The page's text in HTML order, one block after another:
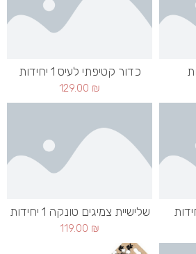
כדור קטיפתי לעיס 1 יחידות
129.00 ₪
שלישיית צמיגים טונקה 1 יחידות
119.00 ₪